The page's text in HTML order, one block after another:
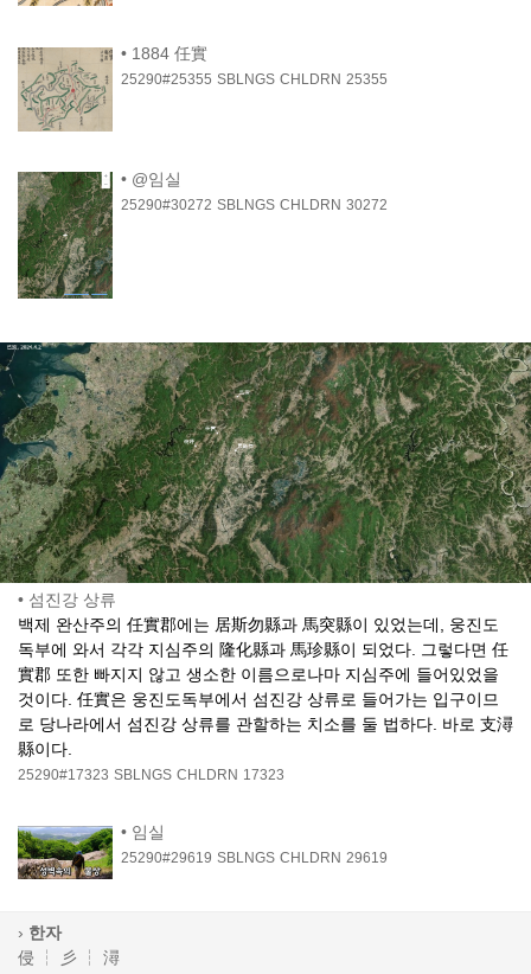
• 1884 任實
25290#25355 SBLNGS CHLDRN 25355
• @임실
25290#30272 SBLNGS CHLDRN 30272
• 섬진강 상류
백제 완산주의 任實郡에는 居斯勿縣과 馬突縣이 있었는데, 웅진도
독부에 와서 각각 지심주의 隆化縣과 馬珍縣이 되었다. 그렇다면 任
實郡 또한 빠지지 않고 생소한 이름으로나마 지심주에 들어있었을
것이다. 任實은 웅진도독부에서 섬진강 상류로 들어가는 입구이므
로 당나라에서 섬진강 상류를 관할하는 치소를 둘 법하다. 바로 支潯
縣이다.
25290#17323 SBLNGS CHLDRN 17323
• 임실
25290#29619 SBLNGS CHLDRN 29619
› 한자
侵 ┆ 彡 ┆ 潯